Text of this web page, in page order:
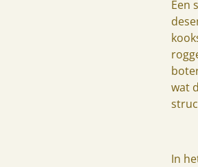
Een
wat
In